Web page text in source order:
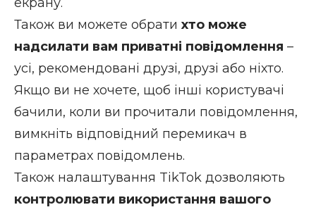
Також ви можете обрати хто може
надсилати вам приватні повідомлення –
усі, рекомендовані друзі, друзі або ніхто.
Якщо ви не хочете, щоб інші користувачі
бачили, коли ви прочитали повідомлення,
вимкніть відповідний перемикач в
параметрах повідомлень.
Також налаштування TikTok дозволяють
контролювати використання вашого